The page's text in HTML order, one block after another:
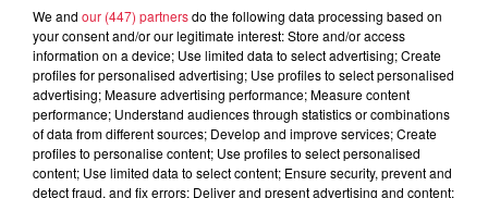
meilleures adresses pour rouler à...
4 août 2026
Bischheim : disparition d’une
adolescente de 16 ans
We and our (447) partnersdo the following data processing based on
your consent and/or our legitimate interest: Store and/or access
information on a device; Use limited data to select advertising; Create
profiles for personalised advertising; Use profiles to select personalised
advertising; Measure advertising performance; Measure content
performance; Understand audiences through statistics or combinations
of data from different sources; Develop and improve services; Create
profiles to personalise content; Use profiles to select personalised
content; Use limited data to select content; Ensure security, prevent and
detect fraud, and fix errors; Deliver and present advertising and content;